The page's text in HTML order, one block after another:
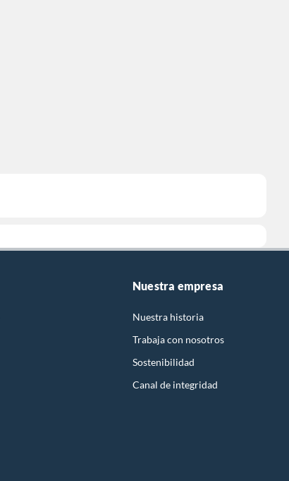
Nuestra empresa
Nuestra historia
Trabaja con nosotros
Sostenibilidad
Canal de integridad